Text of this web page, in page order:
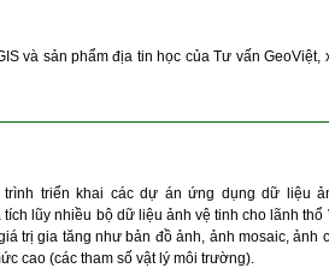
và sản phẩm địa tin học của Tư vấn GeoViệt,
trình triển khai các dự án ứng dụng dữ liệu
tích lũy nhiều bộ dữ liệu ảnh vệ tinh cho lãnh thổ
trị gia tăng như bản đồ ảnh, ảnh mosaic, ảnh
cao (các tham số vật lý môi trường).